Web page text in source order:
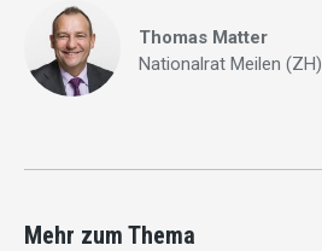
Thomas Matter
Nationalrat Meilen (ZH)
Mehr zum Thema